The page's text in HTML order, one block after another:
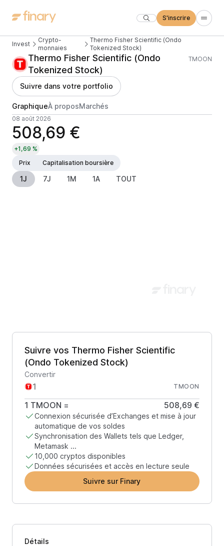
S'inscrire
Invest
Crypto-
monnaies
Thermo Fisher Scientific (Ondo
Tokenized Stock)
Thermo Fisher Scientific (Ondo
Tokenized Stock)
TMOON
Suivre dans votre portfolio
GraphiqueÀ proposMarchés
08 août 2026
508,69 €
+1,69 %
Prix
Capitalisation boursière
1J 7J 1M 1A TOUT
Suivre vos Thermo Fisher Scientific
(Ondo Tokenized Stock)
Convertir
TMOON
1 TMOON = 508,69 €
Connexion sécurisée d’Exchanges et mise à jour
automatique de vos soldes
Synchronisation des Wallets tels que Ledger,
Metamask ...
10,000 cryptos disponibles
Données sécurisées et accès en lecture seule
Suivre sur Finary
Détails